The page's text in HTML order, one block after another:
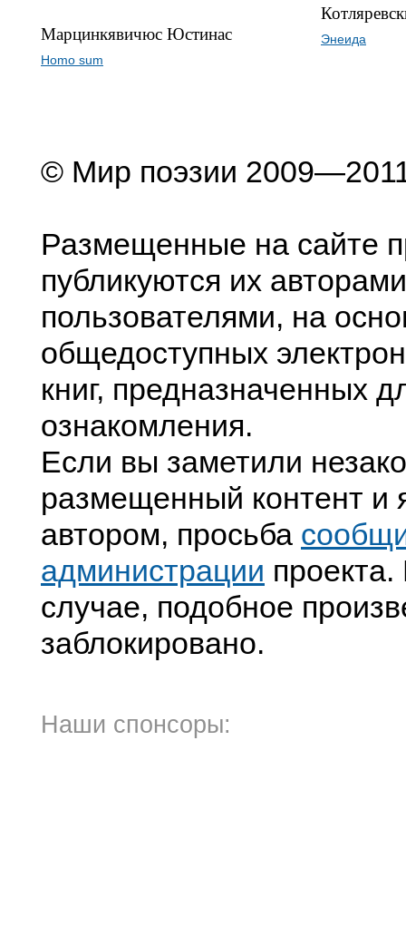
Марцинкявичюс Юстинас
Homo sum
Энеида
© Мир поэзии
Размещенные на сайте
публикуются их
пользователями, на
общедоступных
книг, предназначенных
ознакомления.
Если вы заметили
размещенный контент и
автором, просьба
администрации
случае, подобное
заблокировано.
Наши спонсоры: